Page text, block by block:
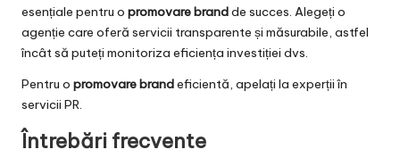
esențiale pentru o promovare brandde succes. Alegeți o
agenție care oferă servicii transparente și măsurabile, astfel
încât să puteți monitoriza eficiența investiției dvs.
Pentru o promovare brandeficientă, apelați la experții în
servicii PR
Întrebări frecvente